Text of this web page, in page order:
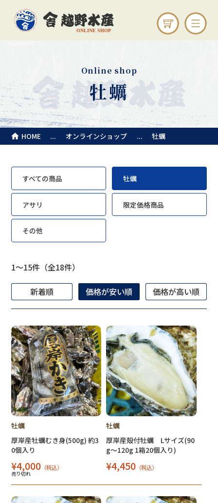
Online shop
牡蠣
HOME オンラインショップ 牡蠣
1～15件（全18件）
新着順 価格が安い順 価格が高い順
牡蠣
厚岸産牡蠣むき身(500g) 約3
0個入り
¥4,000（税込）
売り切れ
牡蠣
厚岸産殻付牡蠣 Lサイズ(90
g～120g 1箱20個入り)
¥4,450 （税込）
すべての商品 牡蠣
アサリ 限定価格商品
その他